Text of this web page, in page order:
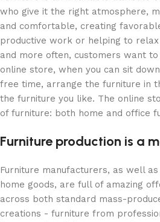
who give it the right atmosphere,
and comfortable, creating
productive work or helping to
and more often, customers want
online store, when you can sit
free time, arrange the furniture in
the furniture you like. The online
of furniture: both home and office
Furniture production is a
Furniture manufacturers, as well
home goods, are full of amazing
across both standard mass-
creations - furniture from